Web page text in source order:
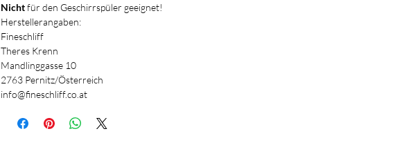
Nichtfür den Geschirrspüler geeignet!
Herstellerangaben:
Fineschliff
Theres Krenn
Mandlinggasse 10
2763 Pernitz/Österreich
info@fineschliff.co.at